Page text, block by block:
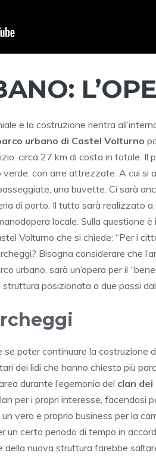
e la costruzione rientra
urbano di Castel Volturno
circa 27 km di costa in totale. Il
con arre attrezzate. A cui si
una buvette. Ci sarà
di porto. Il tutto sarà realizzato a
locale. Sulla questione
Volturno che si chiede: “Per i
Bisogna considerare che
urbano, sarà un’opera per il
posizionata a due passi dal
se poter continuare la costruzione
dei lidi che hanno chiesto più
durante l’egemonia del clan dei
per i propri interesse, facendosi
vero e proprio business per la
un certo periodo di tempo in
nuova struttura farebbe